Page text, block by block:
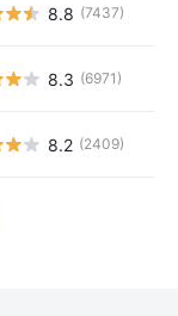
8.8 (7437)
8.3 (6971)
8.2 (2409)